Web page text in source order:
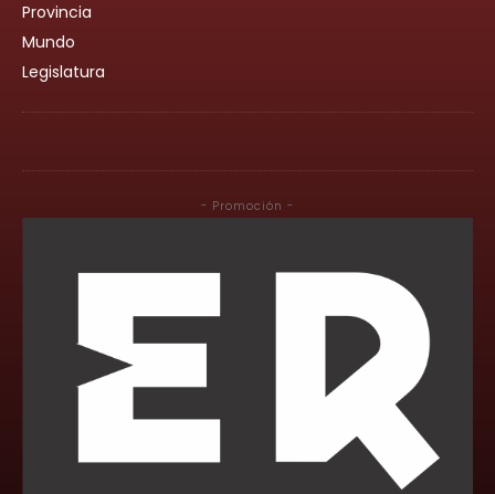
Provincia
Mundo
Legislatura
- Promoción -